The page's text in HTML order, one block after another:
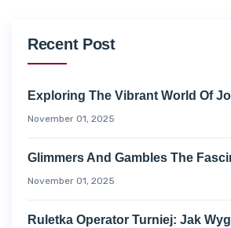
Recent Post
Exploring The Vibrant World Of
November 01, 2025
Glimmers And Gambles The
November 01, 2025
Ruletka Operator Turniej: Jak